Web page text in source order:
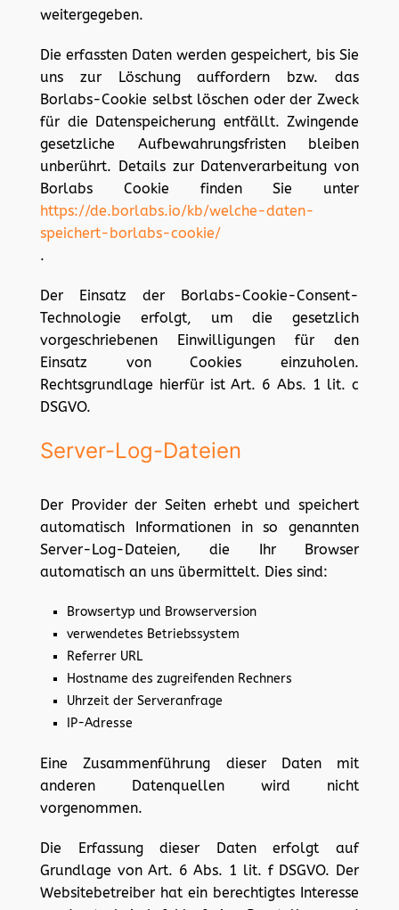
weitergegeben.
Die erfassten Daten werden gespeichert, bis Sie
uns zur Löschung auffordern bzw. das
Borlabs-Cookie selbst löschen oder der Zweck
für die Datenspeicherung entfällt. Zwingende
gesetzliche Aufbewahrungsfristen bleiben
unberührt. Details zur Datenverarbeitung von
Borlabs Cookie finden Sie unter
https://de.borlabs.io/kb/welche-daten-
speichert-borlabs-cookie/
.
Der Einsatz der Borlabs-Cookie-Consent-
Technologie erfolgt, um die gesetzlich
vorgeschriebenen Einwilligungen für den
Einsatz von Cookies einzuholen.
Rechtsgrundlage hierfür ist Art. 6 Abs. 1 lit. c
DSGVO.
Server-Log-Dateien
Der Provider der Seiten erhebt und speichert
automatisch Informationen in so genannten
Server-Log-Dateien, die Ihr Browser
automatisch an uns übermittelt. Dies sind:
Browsertyp und Browserversion
verwendetes Betriebssystem
Referrer URL
Hostname des zugreifenden Rechners
Uhrzeit der Serveranfrage
IP-Adresse
Eine Zusammenführung dieser Daten mit
anderen Datenquellen wird nicht
vorgenommen.
Die Erfassung dieser Daten erfolgt auf
Grundlage von Art. 6 Abs. 1 lit. f DSGVO. Der
Websitebetreiber hat ein berechtigtes Interesse